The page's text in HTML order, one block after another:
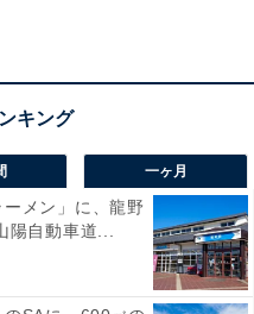
テルを見る 一ヶ月
ーメン」に、龍野
陽自動車道...